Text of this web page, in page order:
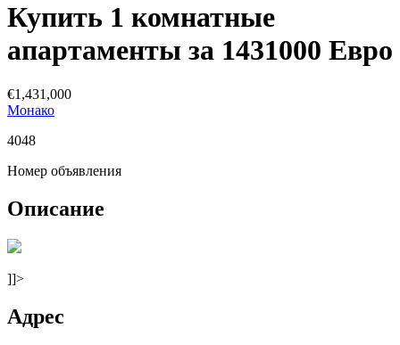
Купить 1 комнатные
апартаменты за 1431000 Евро
€1,431,000
Монако
4048
Номер объявления
Описание
]]>
Адрес